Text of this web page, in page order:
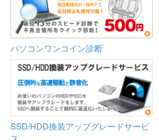
パソコンワンコイン診断
SSD/HDD換装アップグレードサービ
ス